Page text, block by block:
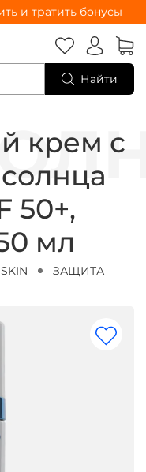
и тратить бонусы
Найти
крем с
50+,
мл
ЗАЩИТА